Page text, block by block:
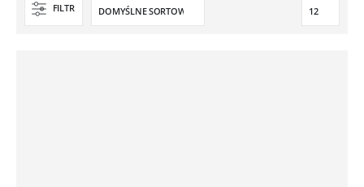
FILTR